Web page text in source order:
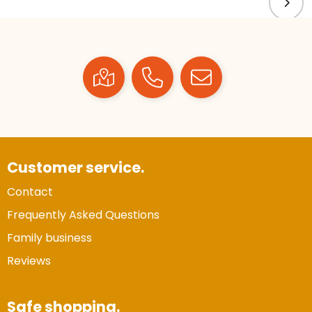
Customer service.
Contact
Frequently Asked Questions
Family business
Reviews
Safe shopping.